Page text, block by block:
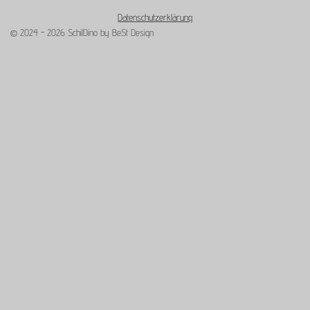
Datenschutzerklärung
© 2024 - 2026 SchilDino by BeSt Design